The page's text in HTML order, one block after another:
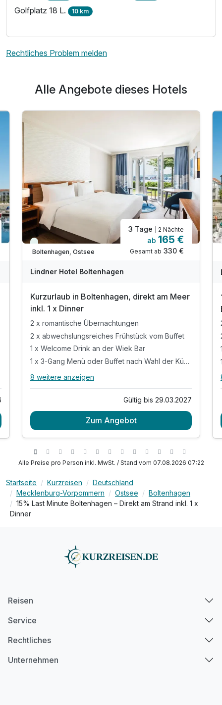
Golfplatz 18 L. 10 km
Rechtliches Problem melden
Alle Angebote dieses Hotels
Viele Termine frei
Boltenhagen, Ostsee
3 Tage | 2 Nächte
ab 165 €
Gesamt ab 330 €
Lindner Hotel Boltenhagen
Kurzurlaub in Boltenhagen, direkt am Meer
inkl. 1 x Dinner
2 x romantische Übernachtungen
2 x abwechslungsreiches Frühstück vom Buffet
1 x Welcome Drink an der Wiek Bar
1 x 3-Gang Menü oder Buffet nach Wahl der Küche
Alle Inklusivleistungen
2 x abwechslungsreiches Frühstück vom Buffet
Küche
mit traumhaftem Blick über die Ostsee &
Yachthafen
inkl. Schwimmbad, 2 versch. Saunen & Dampfbad
inkl. Nutzung des Fitnessbereich
inkl. Late Check Out 12 Uhr, nach Verfügbarkeit
inkl. Nutzung W-Lan
8 weitere anzeigen
Gültig bis 29.03.2027
Zum Angebot
Alle Preise pro Person inkl. MwSt. / Stand vom 07.08.2026 07:22
Startseite Kurzreisen
Deutschland
Mecklenburg-Vorpommern
Ostsee
Boltenhagen
15% Last Minute Boltenhagen – Direkt am Strand inkl. 1 x
Dinner
Reisen
Service
Rechtliches
Unternehmen